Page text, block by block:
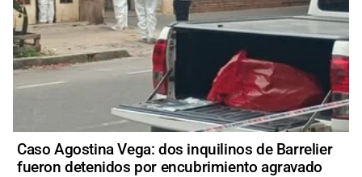
Caso Agostina Vega: dos inquilinos de Barrelier
fueron detenidos por encubrimiento agravado